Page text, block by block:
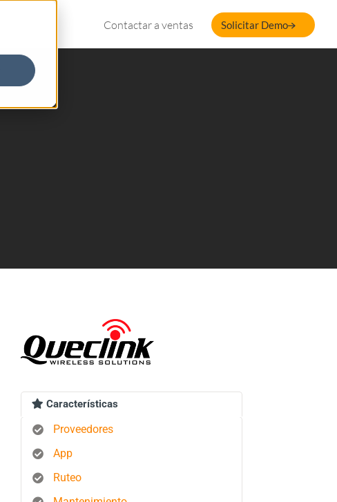
Contactar a ventas Solicitar Demo
Características
Proveedores
App
Ruteo